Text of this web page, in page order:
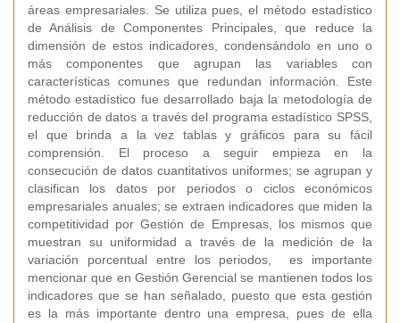
áreas empresariales. Se utiliza pues, el método estadístico
de Análisis de Componentes Principales, que reduce la
dimensión de estos indicadores, condensándolo en uno o
más componentes que agrupan las variables con
características comunes que redundan información. Este
método estadístico fue desarrollado baja la metodología de
reducción de datos a través del programa estadístico SPSS,
el que brinda a la vez tablas y gráficos para su fácil
comprensión. El proceso a seguir empieza en la
consecución de datos cuantitativos uniformes; se agrupan y
clasifican los datos por periodos o ciclos económicos
empresariales anuales; se extraen indicadores que miden la
competitividad por Gestión de Empresas, los mismos que
muestran su uniformidad a través de la medición de la
variación porcentual entre los periodos, es importante
mencionar que en Gestión Gerencial se mantienen todos los
indicadores que se han señalado, puesto que esta gestión
es la más importante dentro una empresa, pues de ella